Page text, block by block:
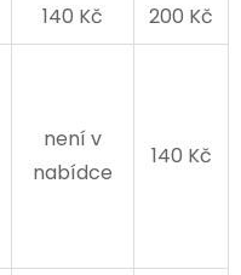
140 Kč
200 Kč
není v
nabídce
140 Kč